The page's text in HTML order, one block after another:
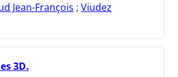
Jean-François ; Viudez
3D.